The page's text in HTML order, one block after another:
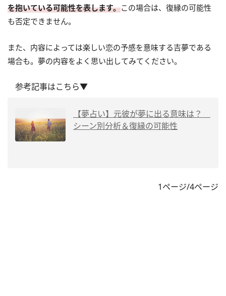
を抱いている可能性を表します。この場合は、復縁の可能性
も否定できません。
また、内容によっては楽しい恋の予感を意味する吉夢である
場合も。夢の内容をよく思い出してみてください。
参考記事はこちら▼
【夢占い】元彼が夢に出る意味は？
シーン別分析＆復縁の可能性
1ページ/4ページ